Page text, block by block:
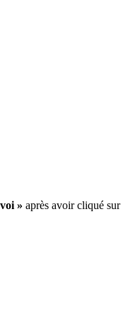
» après avoir cliqué sur